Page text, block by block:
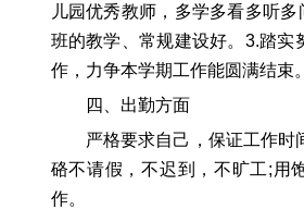
儿园优秀教师，多学多看多听
班的教学、常规建设好。3.踏实
作，力争本学期工作能圆满结束。
四、出勤方面
严格要求自己，保证工作时
硌不请假，不迟到，不旷工;用
作。